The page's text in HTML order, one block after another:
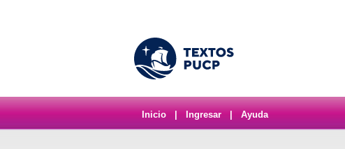
Inicio Ingresar Ayuda